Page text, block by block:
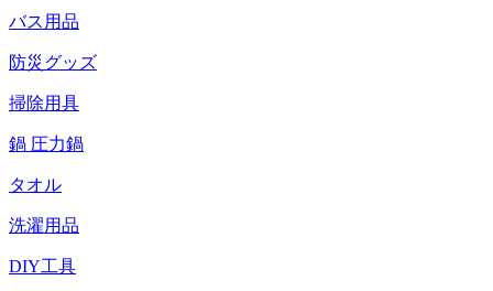
バス用品
防災グッズ
掃除用具
鍋 圧力鍋
タオル
洗濯用品
DIY工具